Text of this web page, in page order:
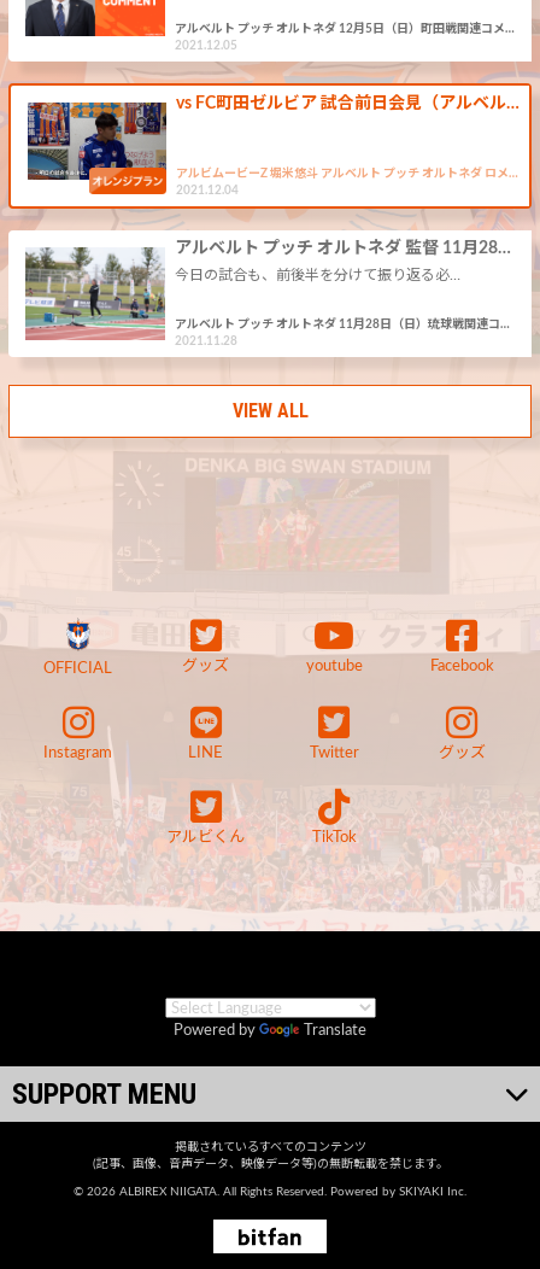
アルベルト プッチ オルトネダ 12月5日（日）町田戦関連コメ…
2021.12.05
vs FC町田ゼルビア 試合前日会見（アルベル…
アルビムービーZ 堀米悠斗 アルベルト プッチ オルトネダ ロメ…
2021.12.04
アルベルト プッチ オルトネダ 監督 11月28…
今日の試合も、前後半を分けて振り返る必…
アルベルト プッチ オルトネダ 11月28日（日）琉球戦関連コ…
2021.11.28
VIEW ALL
OFFICIAL グッズ youtube Facebook
Instagram LINE Twitter グッズ
アルビくん TikTok
Powered by Translate
SUPPORT MENU
掲載されているすべてのコンテンツ
(記事、画像、音声データ、映像データ等)の無断転載を禁じます。
© 2026 ALBIREX NIIGATA. All Rights Reserved. Powered by SKIYAKI Inc.